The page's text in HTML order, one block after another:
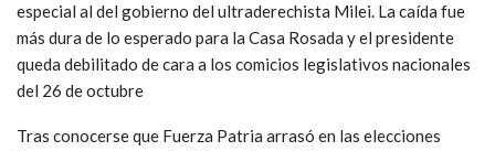
especial al del gobierno del ultraderechista Milei. La caída fue
más dura de lo esperado para la Casa Rosada y el presidente
queda debilitado de cara a los comicios legislativos nacionales
del 26 de octubre
Tras conocerse que Fuerza Patria arrasó en las elecciones